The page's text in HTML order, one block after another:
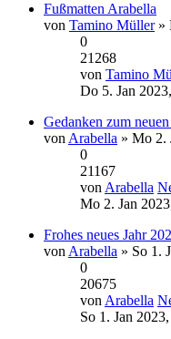
Fußmatten Arabella
von Tamino Müller»
0
21268
von Tamino
Do 5. Jan
Gedanken zum
von Arabella » Mo 2.
0
21167
von Arabella
Mo 2. Jan
Frohes neues Jahr
von Arabella » So 1.
0
20675
von Arabella
So 1. Jan